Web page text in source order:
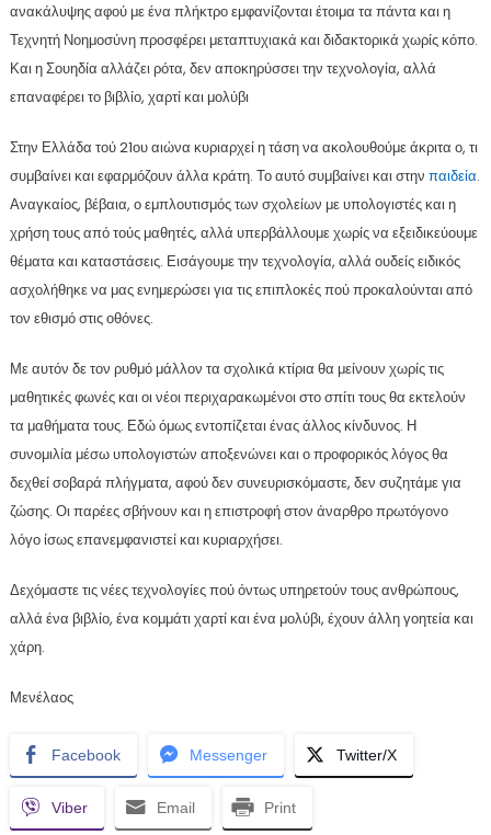
ανακάλυψης αφού με ένα πλήκτρο εμφανίζονται έτοιμα τα πάντα και η
Τεχνητή Νοημοσύνη προσφέρει μεταπτυχιακά και διδακτορικά χωρίς κόπο.
Και η Σουηδία αλλάζει ρότα, δεν αποκηρύσσει την τεχνολογία, αλλά
επαναφέρει το βιβλίο, χαρτί και μολύβι
Στην Ελλάδα τού 21ου αιώνα κυριαρχεί η τάση να ακολουθούμε άκριτα ο, τι
συμβαίνει και εφαρμόζουν άλλα κράτη. Το αυτό συμβαίνει και στην παιδεία.
Αναγκαίος, βέβαια, ο εμπλουτισμός των σχολείων με υπολογιστές και η
χρήση τους από τούς μαθητές, αλλά υπερβάλλουμε χωρίς να εξειδικεύουμε
θέματα και καταστάσεις. Εισάγουμε την τεχνολογία, αλλά ουδείς ειδικός
ασχολήθηκε να μας ενημερώσει για τις επιπλοκές πού προκαλούνται από
τον εθισμό στις οθόνες.
Με αυτόν δε τον ρυθμό μάλλον τα σχολικά κτίρια θα μείνουν χωρίς τις
μαθητικές φωνές και οι νέοι περιχαρακωμένοι στο σπίτι τους θα εκτελούν
τα μαθήματα τους. Εδώ όμως εντοπίζεται ένας άλλος κίνδυνος. Η
συνομιλία μέσω υπολογιστών αποξενώνει και ο προφορικός λόγος θα
δεχθεί σοβαρά πλήγματα, αφού δεν συνευρισκόμαστε, δεν συζητάμε για
ζώσης. Οι παρέες σβήνουν και η επιστροφή στον άναρθρο πρωτόγονο
λόγο ίσως επανεμφανιστεί και κυριαρχήσει.
Δεχόμαστε τις νέες τεχνολογίες πού όντως υπηρετούν τους ανθρώπους,
αλλά ένα βιβλίο, ένα κομμάτι χαρτί και ένα μολύβι, έχουν άλλη γοητεία και
χάρη.
Μενέλαος
Facebook Messenger Twitter/X
Viber Email Print